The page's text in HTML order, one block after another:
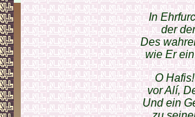
In
der
Des
wie Er
O
vor Alí,
Und ein